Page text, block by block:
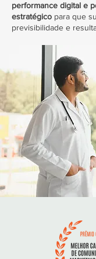
performance digital e
estratégico para que
previsibilidade e